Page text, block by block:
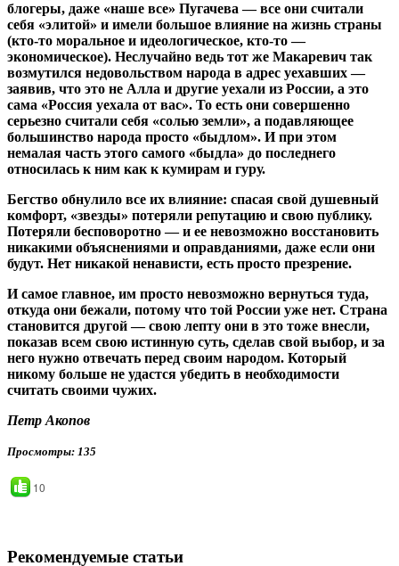
блогеры, даже «наше все» Пугачева — все они считали
себя «элитой» и имели большое влияние на жизнь страны
(кто-то моральное и идеологическое, кто-то —
экономическое). Неслучайно ведь тот же Макаревич так
возмутился недовольством народа в адрес уехавших —
заявив, что это не Алла и другие уехали из России, а это
сама «Россия уехала от вас». То есть они совершенно
серьезно считали себя «солью земли», а подавляющее
большинство народа просто «быдлом». И при этом
немалая часть этого самого «быдла» до последнего
относилась к ним как к кумирам и гуру.
Бегство обнулило все их влияние: спасая свой душевный
комфорт, «звезды» потеряли репутацию и свою публику.
Потеряли бесповоротно — и ее невозможно восстановить
никакими объяснениями и оправданиями, даже если они
будут. Нет никакой ненависти, есть просто презрение.
И самое главное, им просто невозможно вернуться туда,
откуда они бежали, потому что той России уже нет. Страна
становится другой — свою лепту они в это тоже внесли,
показав всем свою истинную суть, сделав свой выбор, и за
него нужно отвечать перед своим народом. Который
никому больше не удастся убедить в необходимости
считать своими чужих.
Петр Акопов
Просмотры: 135
10
Рекомендуемые статьи